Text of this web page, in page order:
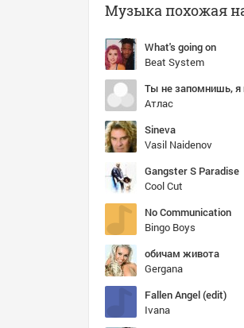
What's going on
Beat System
Ты не запомнишь, я
Атлас
Sineva
Vasil Naidenov
Gangster S Paradise
Cool Cut
No Communication
Bingo Boys
обичам живота
Gergana
Fallen Angel (edit)
Ivana